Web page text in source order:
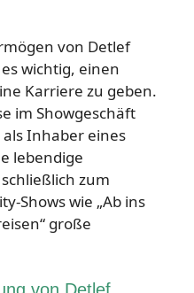
von Detlef
wichtig, einen
Karriere zu geben.
im Showgeschäft
als Inhaber eines
lebendige
zum
Shows wie „Ab ins
große